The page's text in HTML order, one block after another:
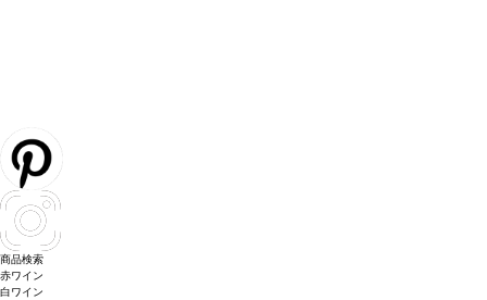
商品検索
赤ワイン
白ワイン